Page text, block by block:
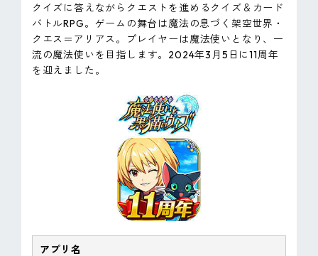
クイズに答えながらクエストを進めるクイズ＆カード
バトルRPG。ゲームの舞台は魔法の息づく架空世界・
クエス＝アリアス。プレイヤーは魔法使いとなり、一
流の魔法使いを目指します。2024年3月5日に11周年
を迎えました。
アプリ名